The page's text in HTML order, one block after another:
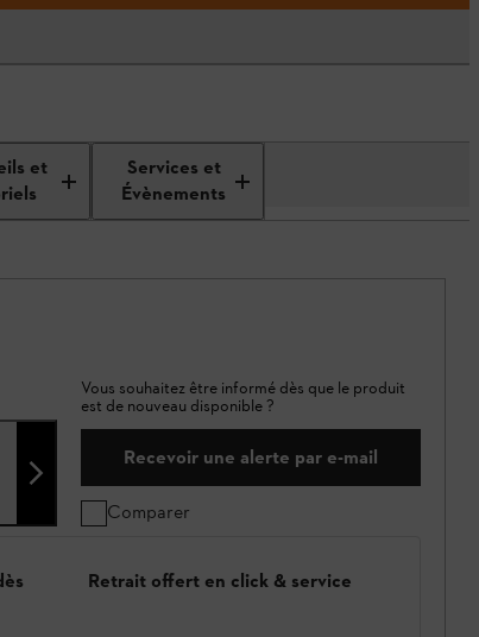
et
Services et
Évènements
Vous souhaitez être informé dès que le produit
est de nouveau disponible ?
Recevoir une alerte par e-mail
Comparer
Retrait offert en click & service